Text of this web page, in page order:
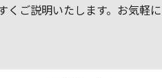
くご説明いたします。お気軽